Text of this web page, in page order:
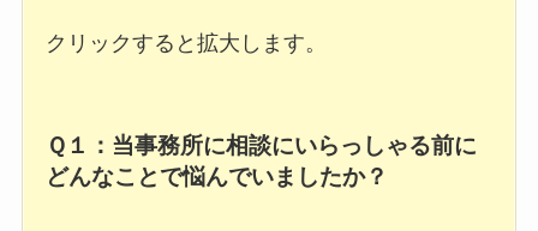
クリックすると拡大します。
Ｑ１：当事務所に相談にいらっしゃる前に
どんなことで悩んでいましたか？